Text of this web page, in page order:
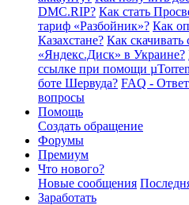
DMC.RIP? Как стать
тариф «Разбойник»? Как
Казахстане? Как
«Яндекс.Диск» в Украине?
ссылке при помощи
боте Шервуда? FAQ -
вопросы
Помощь
Создать обращение
Форумы
Премиум
Что нового?
Новые сообщения
Заработать